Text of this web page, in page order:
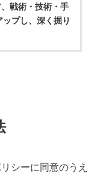
戦術・技術・手
プし、深く掘り
シーに同意のうえ